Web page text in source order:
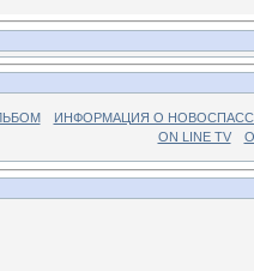
ИНФОРМАЦИЯ О
ON LINE TV